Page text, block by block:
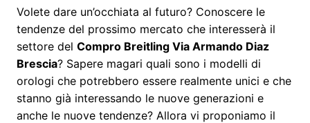
Volete dare un’occhiata al futuro? Conoscere le
tendenze del prossimo mercato che interesserà il
settore del Compro Breitling Via Armando Diaz
Brescia? Sapere magari quali sono i modelli di
orologi che potrebbero essere realmente unici e che
stanno già interessando le nuove generazioni e
anche le nuove tendenze? Allora vi proponiamo il